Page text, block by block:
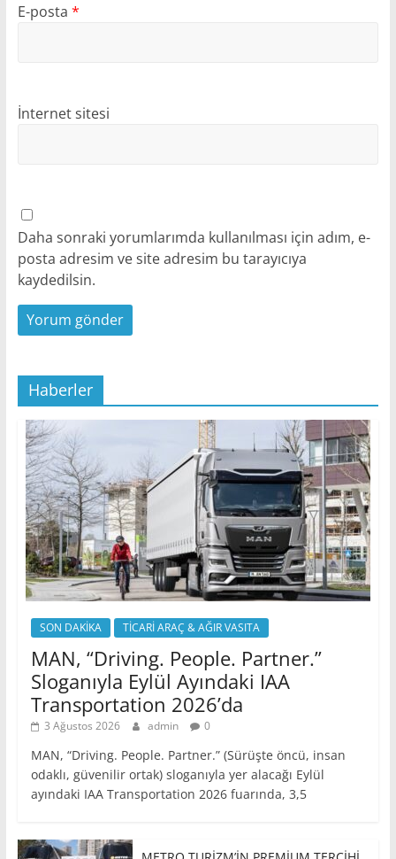
E-posta *
İnternet sitesi
Daha sonraki yorumlarımda kullanılması için adım, e-
posta adresim ve site adresim bu tarayıcıya
kaydedilsin.
Haberler
SON DAKİKA TİCARİ ARAÇ & AĞIR VASITA
MAN, “Driving. People. Partner.”
Sloganıyla Eylül Ayındaki IAA
Transportation 2026’da
3 Ağustos 2026 admin 0
MAN, “Driving. People. Partner.” (Sürüşte öncü, insan
odaklı, güvenilir ortak) sloganıyla yer alacağı Eylül
ayındaki IAA Transportation 2026 fuarında, 3,5